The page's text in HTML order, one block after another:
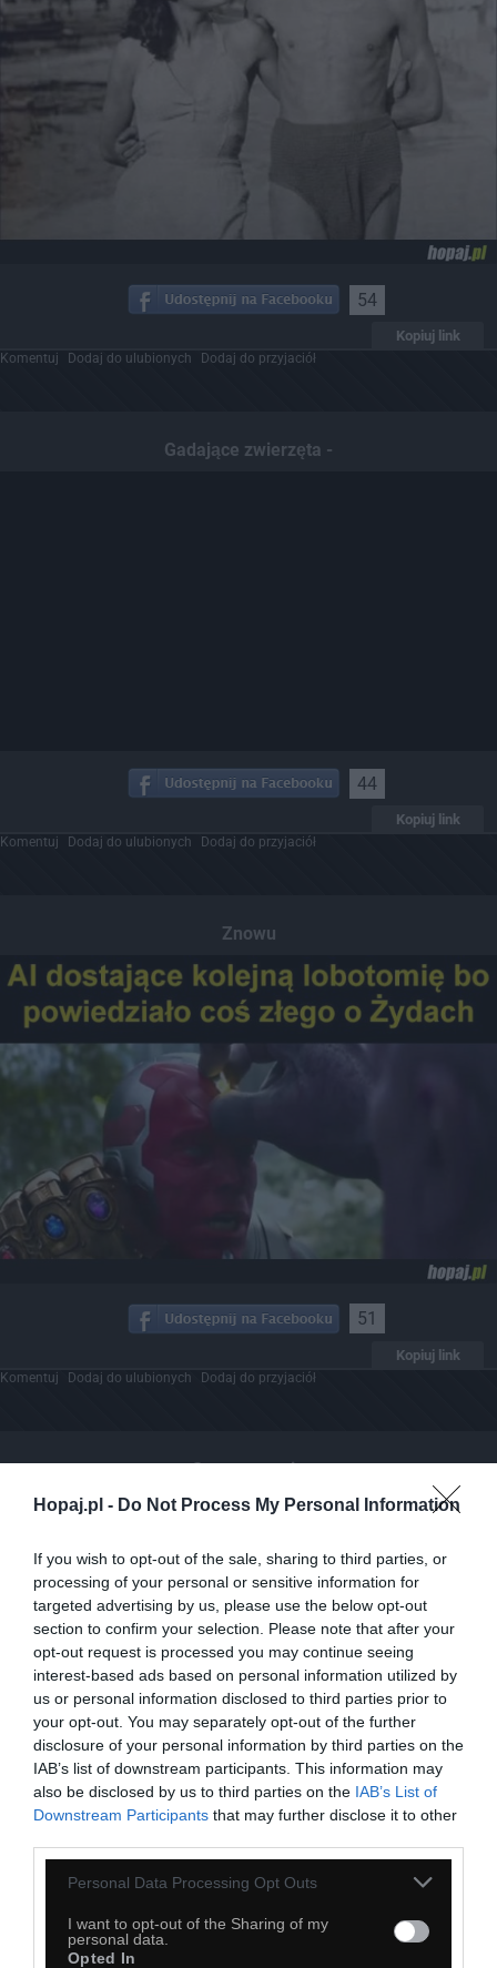
Hopaj.pl - Do Not Process My Personal Information
If you wish to opt-out of the sale, sharing to third parties, or
processing of your personal or sensitive information for
targeted advertising by us, please use the below opt-out
section to confirm your selection. Please note that after your
opt-out request is processed you may continue seeing
interest-based ads based on personal information utilized by
us or personal information disclosed to third parties prior to
your opt-out. You may separately opt-out of the further
disclosure of your personal information by third parties on the
IAB’s list of downstream participants. This information may
also be disclosed by us to third parties on the IAB’s List of
Downstream Participants that may further disclose it to other
Personal Data Processing Opt Outs
I want to opt-out of the Sharing of my
personal data.
Opted In
54
Kopiuj link
Komentuj Dodaj do ulubionych Dodaj do przyjaciół
Gadające zwierzęta -
44
Kopiuj link
Komentuj Dodaj do ulubionych Dodaj do przyjaciół
Znowu
51
Kopiuj link
Komentuj Dodaj do ulubionych Dodaj do przyjaciół
Sprawaczenie